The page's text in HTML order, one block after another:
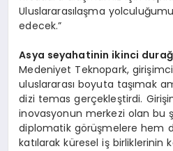
Uluslararasılaşma
edecek.”
Asya seyahatinin ikinci
Medeniyet Teknopark,
uluslararası boyuta taşımak
dizi temas gerçekleştirdi.
inovasyonun merkezi olan bu
diplomatik görüşmelere hem
katılarak küresel iş birliklerinin